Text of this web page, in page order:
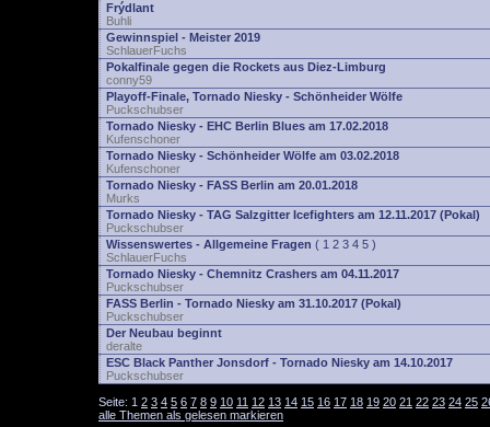
Frýdlant
Buhli
Gewinnspiel - Meister 2019
SchlauerFuchs
Pokalfinale gegen die Rockets aus Diez-Limburg
conny59
Playoff-Finale, Tornado Niesky - Schönheider Wölfe
Puckschubser
Tornado Niesky - EHC Berlin Blues am 17.02.2018
Kufenschoner
Tornado Niesky - Schönheider Wölfe am 03.02.2018
Kufenschoner
Tornado Niesky - FASS Berlin am 20.01.2018
Murks
Tornado Niesky - TAG Salzgitter Icefighters am 12.11.2017 (Pokal)
Puckschubser
Wissenswertes - Allgemeine Fragen ( 1 2 3 4 5 )
SchlauerFuchs
Tornado Niesky - Chemnitz Crashers am 04.11.2017
Puckschubser
FASS Berlin - Tornado Niesky am 31.10.2017 (Pokal)
Puckschubser
Der Neubau beginnt
deralte
ESC Black Panther Jonsdorf - Tornado Niesky am 14.10.2017
Puckschubser
Seite: 1 2 3 4 5 6 7 8 9 10 11 12 13 14 15 16 17 18 19 20 21 22 23 24 25
alle Themen als gelesen markieren